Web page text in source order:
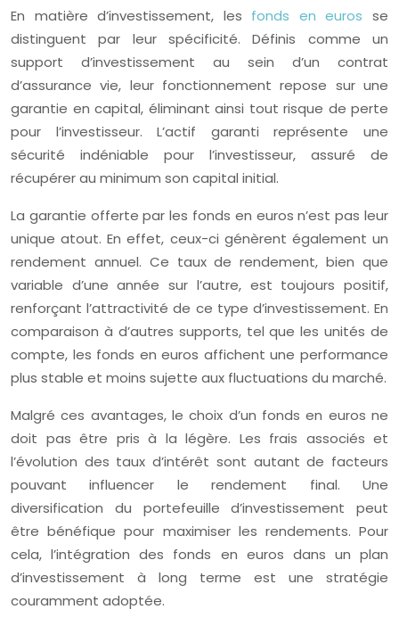
En matière d’investissement, les fonds en euros se
distinguent par leur spécificité. Définis comme un
support d’investissement au sein d’un contrat
d’assurance vie, leur fonctionnement repose sur une
garantie en capital, éliminant ainsi tout risque de perte
pour l’investisseur. L’actif garanti représente une
sécurité indéniable pour l’investisseur, assuré de
récupérer au minimum son capital initial.
La garantie offerte par les fonds en euros n’est pas leur
unique atout. En effet, ceux-ci génèrent également un
rendement annuel. Ce taux de rendement, bien que
variable d’une année sur l’autre, est toujours positif,
renforçant l’attractivité de ce type d’investissement. En
comparaison à d’autres supports, tel que les unités de
compte, les fonds en euros affichent une performance
plus stable et moins sujette aux fluctuations du marché.
Malgré ces avantages, le choix d’un fonds en euros ne
doit pas être pris à la légère. Les frais associés et
l’évolution des taux d’intérêt sont autant de facteurs
pouvant influencer le rendement final. Une
diversification du portefeuille d’investissement peut
être bénéfique pour maximiser les rendements. Pour
cela, l’intégration des fonds en euros dans un plan
d’investissement à long terme est une stratégie
couramment adoptée.